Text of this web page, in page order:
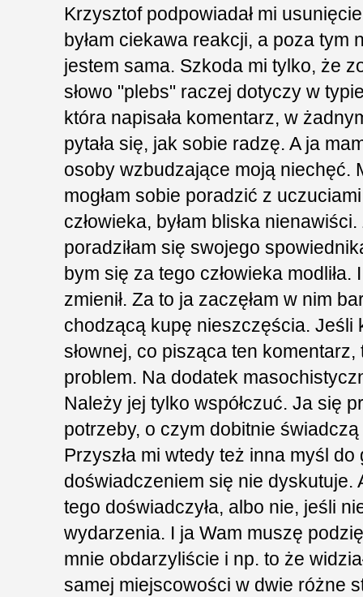
Krzysztof podpowiadał mi
byłam ciekawa reakcji, a poza tym
jestem sama. Szkoda mi tylko, że
słowo "plebs" raczej dotyczy w
która napisała komentarz, w
pytała się, jak sobie radzę. A ja
osoby wzbudzające moją niechęć.
mogłam sobie poradzić z
człowieka, byłam bliska
poradziłam się swojego
bym się za tego człowieka
zmienił. Za to ja zaczęłam w nim
chodzącą kupę nieszczęścia. Jeśli
słownej, co pisząca ten
problem. Na dodatek
Należy jej tylko współczuć. Ja się
potrzeby, o czym dobitnie
Przyszła mi wtedy też inna myśl do
doświadczeniem się nie dyskutuje.
tego doświadczyła, albo nie, jeśli
wydarzenia. I ja Wam muszę
mnie obdarzyliście i np. to że
samej miejscowości w dwie różne